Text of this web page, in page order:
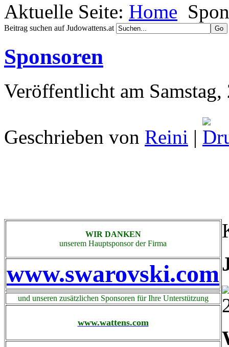
Aktuelle Seite: Home
Beitrag suchen auf Judowattens.at
Sponsoren
Veröffentlicht am
Geschrieben von Reini |
WIR DANKEN
unserem Hauptsponsor der Firma
www.swarovski.com
und unseren zusätzlichen Sponsoren für Ihre Unterstützung
www.wattens.com